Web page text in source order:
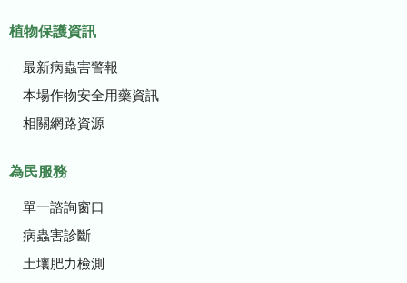
植物保護資訊
最新病蟲害警報
本場作物安全用藥資訊
相關網路資源
為民服務
單一諮詢窗口
病蟲害診斷
土壤肥力檢測